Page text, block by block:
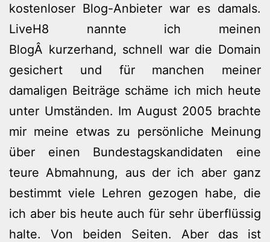
kostenloser Blog-Anbieter war es damals.
LiveH8 nannte ich meinen
BlogÂ kurzerhand, schnell war die Domain
gesichert und für manchen meiner
damaligen Beiträge schäme ich mich heute
unter Umständen. Im August 2005 brachte
mir meine etwas zu persönliche Meinung
über einen Bundestagskandidaten eine
teure Abmahnung, aus der ich aber ganz
bestimmt viele Lehren gezogen habe, die
ich aber bis heute auch für sehr überflüssig
halte. Von beiden Seiten. Aber das ist